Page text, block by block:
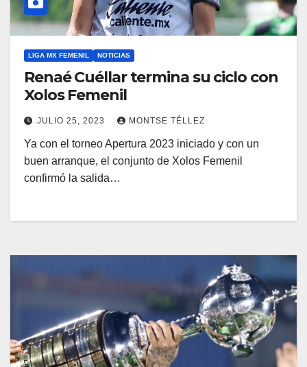
LIGA MX FEMENIL NOTICIAS
Renaé Cuéllar termina su ciclo con
Xolos Femenil
JULIO 25, 2023 MONTSE TÉLLEZ
Ya con el torneo Apertura 2023 iniciado y con un
buen arranque, el conjunto de Xolos Femenil
confirmó la salida…